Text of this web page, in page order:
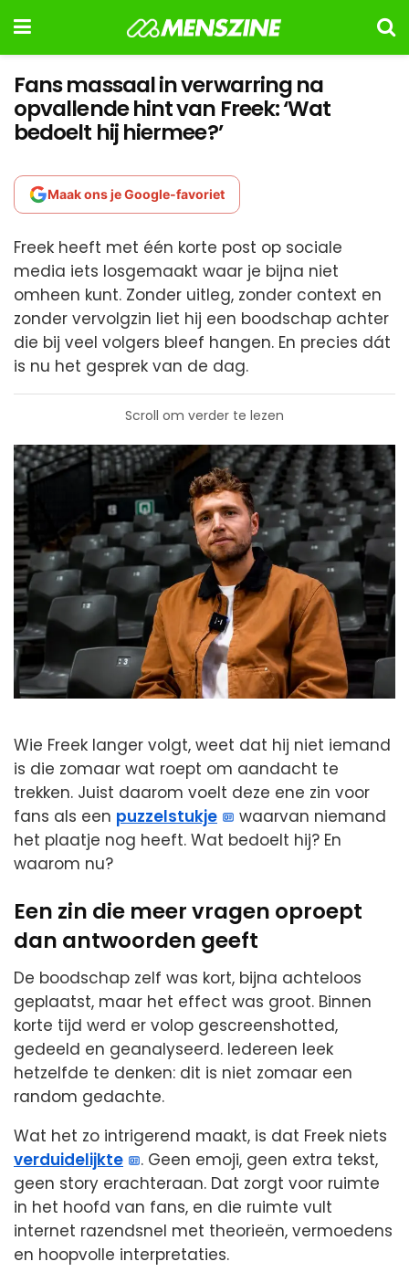
Fans massaal in verwarring na
opvallende hint van Freek: ‘Wat
bedoelt hij hiermee?’
Maak ons je Google-favoriet
Freek heeft met één korte post op sociale
media iets losgemaakt waar je bijna niet
omheen kunt. Zonder uitleg, zonder context en
zonder vervolgzin liet hij een boodschap achter
die bij veel volgers bleef hangen. En precies dát
is nu het gesprek van de dag.
Scroll om verder te lezen
Wie Freek langer volgt, weet dat hij niet iemand
is die zomaar wat roept om aandacht te
trekken. Juist daarom voelt deze ene zin voor
fans als een puzzelstukje
waarvan niemand
het plaatje nog heeft. Wat bedoelt hij? En
waarom nu?
Een zin die meer vragen oproept
dan antwoorden geeft
De boodschap zelf was kort, bijna achteloos
geplaatst, maar het effect was groot. Binnen
korte tijd werd er volop gescreenshotted,
gedeeld en geanalyseerd. Iedereen leek
hetzelfde te denken: dit is niet zomaar een
random gedachte.
Wat het zo intrigerend maakt, is dat Freek niets
verduidelijkte
. Geen emoji, geen extra tekst,
geen story erachteraan. Dat zorgt voor ruimte
in het hoofd van fans, en die ruimte vult
internet razendsnel met theorieën, vermoedens
en hoopvolle interpretaties.